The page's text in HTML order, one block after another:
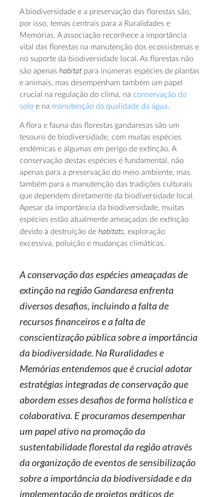
A biodiversidade e a preservação das florestas são,
por isso, temas centrais para a Ruralidades e
Memórias. A associação reconhece a importância
vital das florestas na manutenção dos ecossistemas e
no suporte da biodiversidade local. As florestas não
são apenas habitatpara inúmeras espécies de plantas
e animais, mas desempenham também um papel
crucial na regulação do clima, na conservação do
solo e na manutenção da qualidade da água.
A flora e fauna das florestas gandaresas são um
tesouro de biodiversidade, com muitas espécies
endêmicas e algumas em perigo de extinção. A
conservação destas espécies é fundamental, não
apenas para a preservação do meio ambiente, mas
também para a manutenção das tradições culturais
que dependem diretamente da biodiversidade local.
Apesar da importância da biodiversidade, muitas
espécies estão atualmente ameaçadas de extinção
devido à destruição de habitats, exploração
excessiva, poluição e mudanças climáticas.
A conservação das espécies ameaçadas de
extinção na região Gandaresa enfrenta
diversos desafios, incluindo a falta de
recursos financeiros e a falta de
conscientização pública sobre a importância
da biodiversidade. Na Ruralidades e
Memórias entendemos que é crucial adotar
estratégias integradas de conservação que
abordem esses desafios de forma holística e
colaborativa. E procuramos desempenhar
um papel ativo na promoção da
sustentabilidade florestal da região através
da organização de eventos de sensibilização
sobre a importância da biodiversidade e da
implementação de projetos práticos de